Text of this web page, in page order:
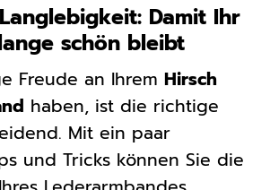
Damit Ihr
schön bleibt
Freude an Ihrem Hirsch
haben, ist die richtige
Mit ein paar
und Tricks können Sie die